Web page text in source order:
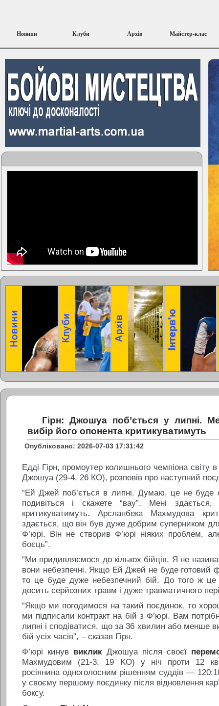
Новини Клуби Архів Майстер-клас
Гірн: Джошуа поб’ється у липні.
вибір його опонента критикуватимуть
Опубліковано: 2026-07-03 17:31:42
Едді Гірн, промоутер колишнього чемпіона світу в
Джошуа (29-4, 26 КО), розповів про наступний
“Ей Джей поб’ється в липні. Думаю, це не буде
подивіться і скажете “вау”. Мені
критикуватимуть. Арсланбека Махмудова
здається, що він був дуже добрим суперником
Ф’юрі. Він не створив Ф’юрі ніяких проблем,
боєць”.
“Ми придивляємося до кількох бійців. Я не
вони небезпечні. Якщо Ей Джей не буде готовий
то це буде дуже небезпечний бій. До того ж це
досить серйозних травм і дуже травматичного
“Якщо ми погодимося на такий поєдинок, то
ми підписали контракт на бій з Ф’юрі. Вам
липні і сподіватися, що за 36 хвилин або менше
бій усіх часів”, – сказав Гірн.
Ф’юрі кинув викликДжошуа після своєї
Махмудовим (21-3, 19 KO) у ніч проти 12
росіянина одноголосним рішенням суддів —
у своєму першому поєдинку після відновлення
боксу.